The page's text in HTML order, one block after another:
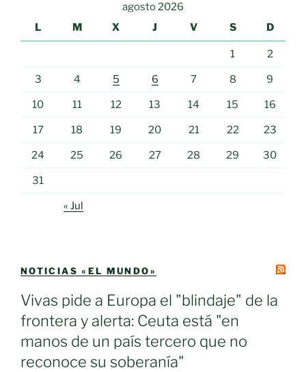
agosto 2026
L
M X J V S D
1 2
3 4 5 6 7 8 9
10 11 12 13 14 15 16
17 18 19 20 21 22 23
24 25 26 27 28 29 30
31
« Jul
NOTICIAS «EL MUNDO»
Vivas pide a Europa el "blindaje" de la
frontera y alerta: Ceuta está "en
manos de un país tercero que no
reconoce su soberanía"